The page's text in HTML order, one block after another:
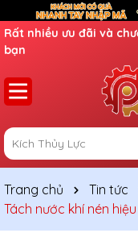
Rất nhiều ưu đãi và
bạn
Trang chủ Tin tức
Tách nước khí nén